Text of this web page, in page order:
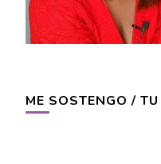
ME SOSTENGO /